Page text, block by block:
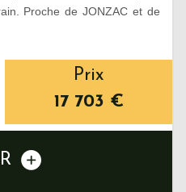
Proche de JONZAC et de
Prix
17 703 €